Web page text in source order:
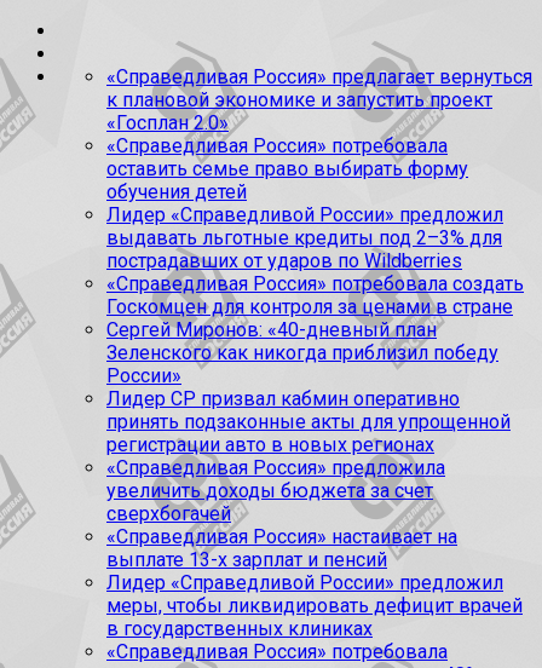
«Справедливая Россия» предлагает вернуться
к плановой экономике и запустить проект
«Госплан 2.0»
«Справедливая Россия» потребовала
оставить семье право выбирать форму
обучения детей
Лидер «Справедливой России» предложил
выдавать льготные кредиты под 2–3% для
пострадавших от ударов по Wildberries
«Справедливая Россия» потребовала создать
Госкомцен для контроля за ценами в стране
Сергей Миронов: «40-дневный план
Зеленского как никогда приблизил победу
России»
Лидер СР призвал кабмин оперативно
принять подзаконные акты для упрощенной
регистрации авто в новых регионах
«Справедливая Россия» предложила
увеличить доходы бюджета за счет
сверхбогачей
«Справедливая Россия» настаивает на
выплате 13-х зарплат и пенсий
Лидер «Справедливой России» предложил
меры, чтобы ликвидировать дефицит врачей
в государственных клиниках
«Справедливая Россия» потребовала